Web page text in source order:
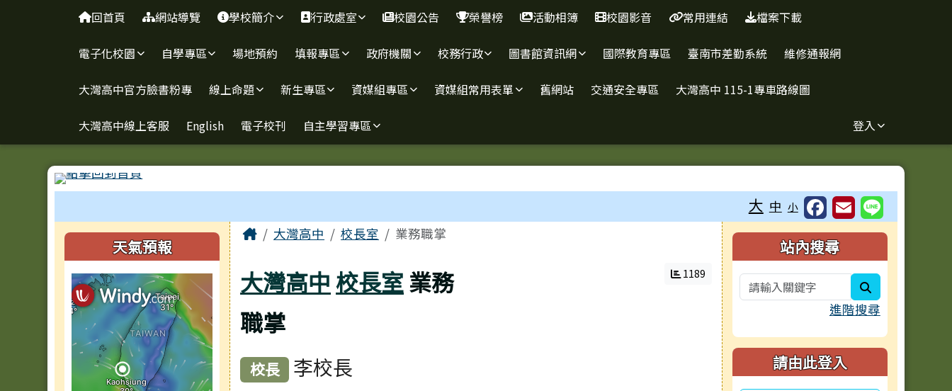
臺南市立大灣高級中學
回首頁 網站導覽 學校簡介 行政處室 校園公告 榮譽榜 活動相簿 校園影音 常用連結 檔案下載
電子化校園 自學專區 場地預約 填報專區 政府機關 校務行政 圖書館資訊網 國際教育專區 臺南市差勤系統 維修通報網
大灣高中官方臉書粉專 線上命題 新生專區 資媒組專區 資媒組常用表單 舊網站 交通安全專區 大灣高中 115-1專車路線圖
大灣高中線上客服 English 電子校刊 自主學習專區 登入
大 中 小
左邊區域內容
天氣預報 主內容區域
Home大灣高中 校長室 業務職掌
大灣高中校長室業務
職掌
1189
校長 李校長
右邊區域內容
站內搜尋
進階搜尋
請由此登入
頁尾區域